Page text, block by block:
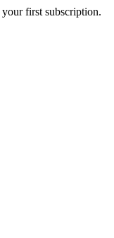
your first subscription.